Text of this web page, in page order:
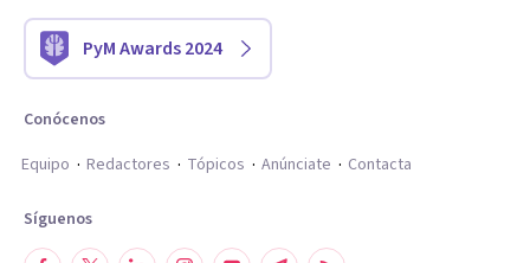
PyM Awards 2024
Conócenos
Equipo
Redactores Tópicos Anúnciate Contacta
Síguenos